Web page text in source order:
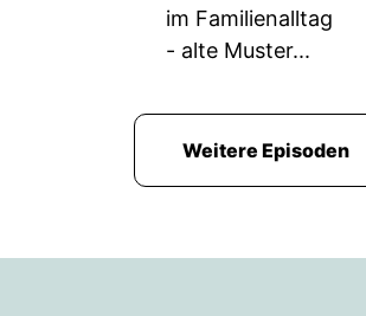
im Familienalltag
- alte Muster...
Weitere Episoden